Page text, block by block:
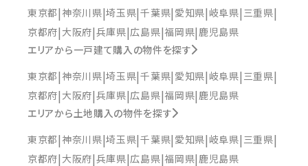
東京都 神奈川県 埼玉県 千葉県 愛知県 岐阜県 三重県
京都府 大阪府 兵庫県 広島県 福岡県 鹿児島県
エリアから一戸建て購入の物件を探す
東京都 神奈川県 埼玉県 千葉県 愛知県 岐阜県 三重県
京都府 大阪府 兵庫県 広島県 福岡県 鹿児島県
エリアから土地購入の物件を探す
東京都 神奈川県 埼玉県 千葉県 愛知県 岐阜県 三重県
京都府 大阪府 兵庫県 広島県 福岡県 鹿児島県